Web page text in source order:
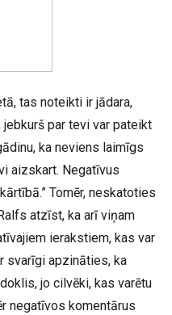
tas noteikti ir jādara,
par tevi var pateikt
ka neviens laimīgs
aizskart. Negatīvus
Tomēr, neskatoties
atzīst, ka arī viņam
ierakstiem, kas var
svarīgi apzināties, ka
jo cilvēki, kas varētu
negatīvos komentārus